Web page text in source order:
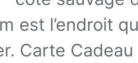
est l’endroit
Carte